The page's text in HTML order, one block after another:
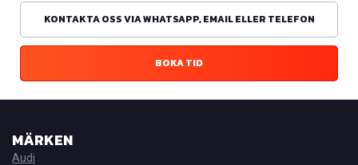
KONTAKTA OSS VIA WHATSAPP, EMAIL ELLER TELEFON
BOKA TID
MÄRKEN
Audi